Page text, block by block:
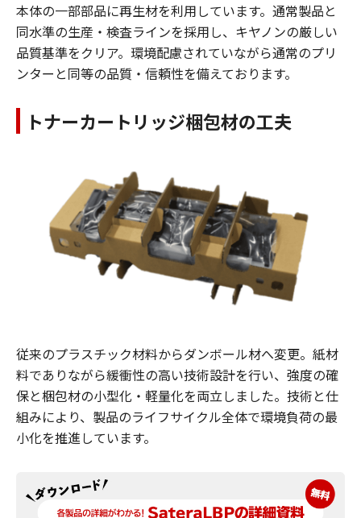
本体の一部部品に再生材を利用しています。通常製品と
同水準の生産・検査ラインを採用し、キヤノンの厳しい
品質基準をクリア。環境配慮されていながら通常のプリ
ンターと同等の品質・信頼性を備えております。
トナーカートリッジ梱包材の工夫
従来のプラスチック材料からダンボール材へ変更。紙材
料でありながら緩衝性の高い技術設計を行い、強度の確
保と梱包材の小型化・軽量化を両立しました。技術と仕
組みにより、製品のライフサイクル全体で環境負荷の最
小化を推進しています。